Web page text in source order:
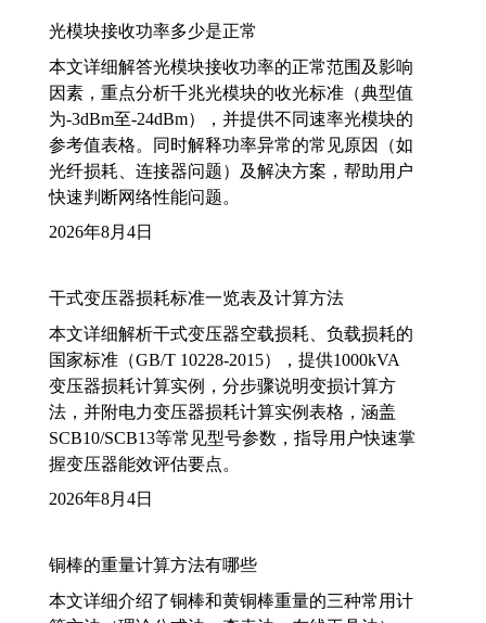
光模块接收功率多少是正常
本文详细解答光模块接收功率的正常范围及影响
因素，重点分析千兆光模块的收光标准（典型值
为-3dBm至-24dBm），并提供不同速率光模块的
参考值表格。同时解释功率异常的常见原因（如
光纤损耗、连接器问题）及解决方案，帮助用户
快速判断网络性能问题。
2026年8月4日
干式变压器损耗标准一览表及计算方法
本文详细解析干式变压器空载损耗、负载损耗的
国家标准（GB/T 10228-2015），提供1000kVA
变压器损耗计算实例，分步骤说明变损计算方
法，并附电力变压器损耗计算实例表格，涵盖
SCB10/SCB13等常见型号参数，指导用户快速掌
握变压器能效评估要点。
2026年8月4日
铜棒的重量计算方法有哪些
本文详细介绍了铜棒和黄铜棒重量的三种常用计